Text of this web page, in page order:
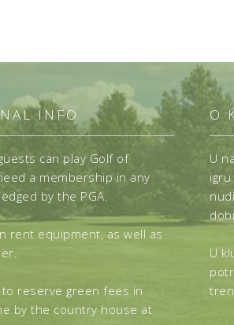
INFO
can play Golf of
a membership in any
by the PGA.
rent equipment, as well as
reserve green fees in
by the country house at
O
U
U